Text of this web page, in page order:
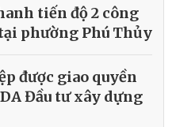
tiến độ 2 công
phường Phú Thủy
được giao quyền
Đầu tư xây dựng